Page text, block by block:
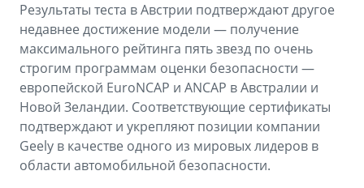
Результаты теста в Австрии подтверждают другое
недавнее достижение модели — получение
максимального рейтинга пять звезд по очень
строгим программам оценки безопасности —
европейской EuroNCAP и ANCAP в Австралии и
Новой Зеландии. Соответствующие сертификаты
подтверждают и укрепляют позиции компании
Geely в качестве одного из мировых лидеров в
области автомобильной безопасности.